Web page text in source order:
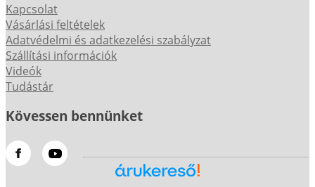
Kapcsolat
Vásárlási feltételek
Adatvédelmi és adatkezelési szabályzat
Szállítási információk
Videók
Tudástár
Kövessen bennünket